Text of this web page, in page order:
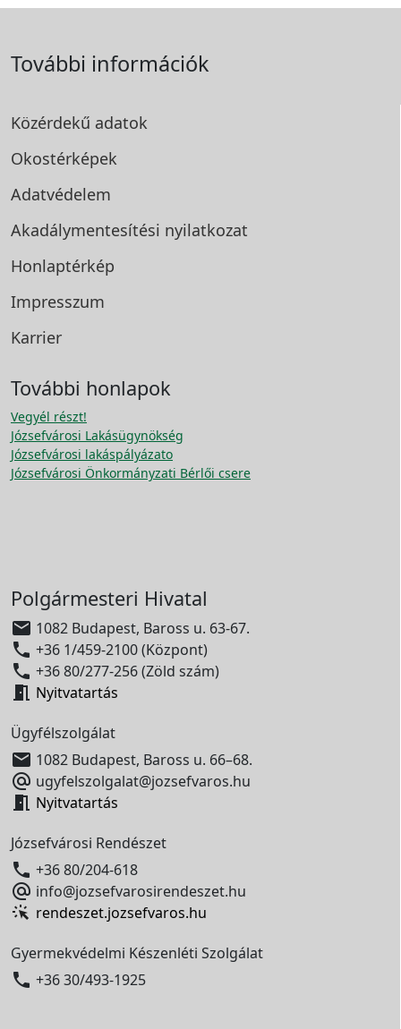
További információk
Közérdekű adatok
Okostérképek
Adatvédelem
Akadálymentesítési nyilatkozat
Honlaptérkép
Impresszum
Karrier
További honlapok
Vegyél részt!
Józsefvárosi Lakásügynökség
Józsefvárosi lakáspályázato
Józsefvárosi Önkormányzati Bérlői csere
Polgármesteri Hivatal
 1082 Budapest, Baross u. 63-67.
 +36 1/459-2100 (Központ)
 +36 80/277-256 (Zöld szám)
 Nyitvatartás
Ügyfélszolgálat
 1082 Budapest, Baross u. 66–68.
 ugyfelszolgalat@jozsefvaros.hu
 Nyitvatartás
Józsefvárosi Rendészet
 +36 80/204-618
 info@jozsefvarosirendeszet.hu
rendeszet.jozsefvaros.hu
Gyermekvédelmi Készenléti Szolgálat
 +36 30/493-1925